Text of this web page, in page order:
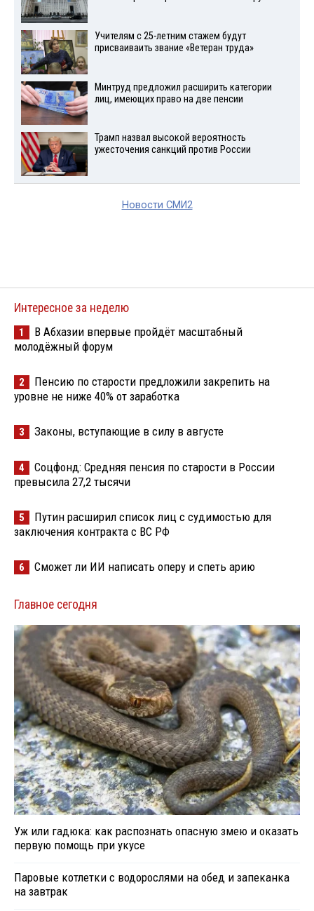
Учителям с 25-летним стажем будут
присваиваить звание «Ветеран труда»
Минтруд предложил расширить категории
лиц, имеющих право на две пенсии
Трамп назвал высокой вероятность
ужесточения санкций против России
Новости СМИ2
Интересное за неделю
1
В Абхазии впервые пройдёт масштабный
молодёжный форум
2
Пенсию по старости предложили закрепить на
уровне не ниже 40% от заработка
3 Законы, вступающие в силу в августе
4
Соцфонд: Средняя пенсия по старости в России
превысила 27,2 тысячи
5
Путин расширил список лиц с судимостью для
заключения контракта с ВС РФ
6 Сможет ли ИИ написать оперу и спеть арию
Главное сегодня
Уж или гадюка: как распознать опасную змею и оказать
первую помощь при укусе
Паровые котлетки с водорослями на обед и запеканка
на завтрак